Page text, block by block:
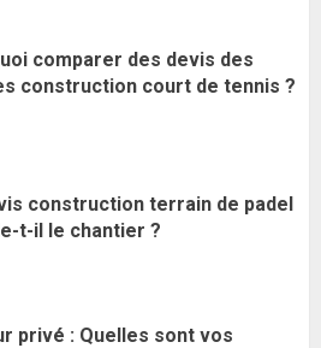
comparer des devis des
construction court de tennis ?
construction terrain de padel
t-il le chantier ?
privé : Quelles sont vos